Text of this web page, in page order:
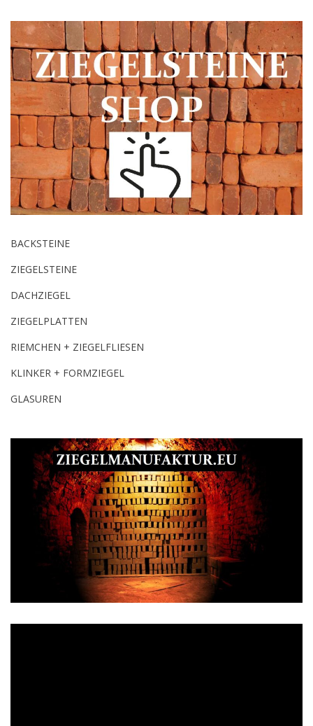
BACKSTEINE
ZIEGELSTEINE
DACHZIEGEL
ZIEGELPLATTEN
RIEMCHEN + ZIEGELFLIESEN
KLINKER + FORMZIEGEL
GLASUREN